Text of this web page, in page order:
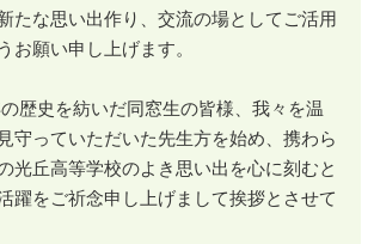
たな思い出作り、交流の場としてご活用
お願い申し上げます。
歴史を紡いだ同窓生の皆様、我々を温
守っていただいた先生方を始め、携わら
光丘高等学校のよき思い出を心に刻むと
躍をご祈念申し上げまして挨拶とさせて